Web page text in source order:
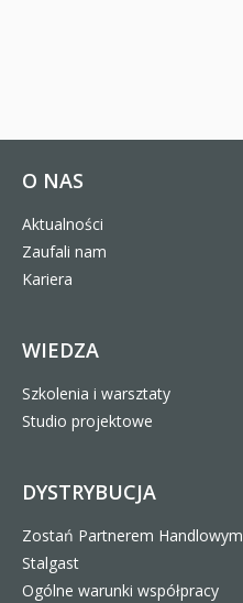
O NAS
Aktualności
Zaufali nam
Kariera
WIEDZA
Szkolenia i warsztaty
Studio projektowe
DYSTRYBUCJA
Zostań Partnerem Handlowym
Stalgast
Ogólne warunki współpracy